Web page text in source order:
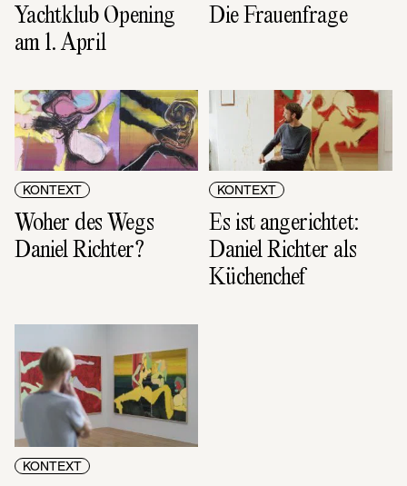
Yachtklub Opening
am 1. April
Die Frauenfrage
KONTEXT
Woher des Wegs
Daniel Richter?
KONTEXT
Es ist angerichtet:
Daniel Richter als
Küchenchef
KONTEXT